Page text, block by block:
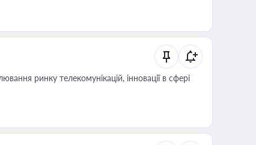
ринку телекомунікацій, інновації в сфері